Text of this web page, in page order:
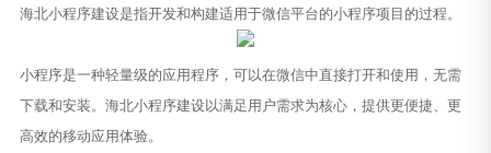
海北小程序建设是指开发和构建适用于微信平台的小程序项目的过程。
小程序是一种轻量级的应用程序，可以在微信中直接打开和使用，无需
下载和安装。海北小程序建设以满足用户需求为核心，提供更便捷、更
高效的移动应用体验。